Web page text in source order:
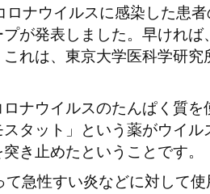
ナウイルスに感染した患
が発表しました。早けれ
れは、東京大学医科学研
ナウイルスのたんぱく質
タット」という薬がウイ
き止めたということです。
急性すい炎などに対して